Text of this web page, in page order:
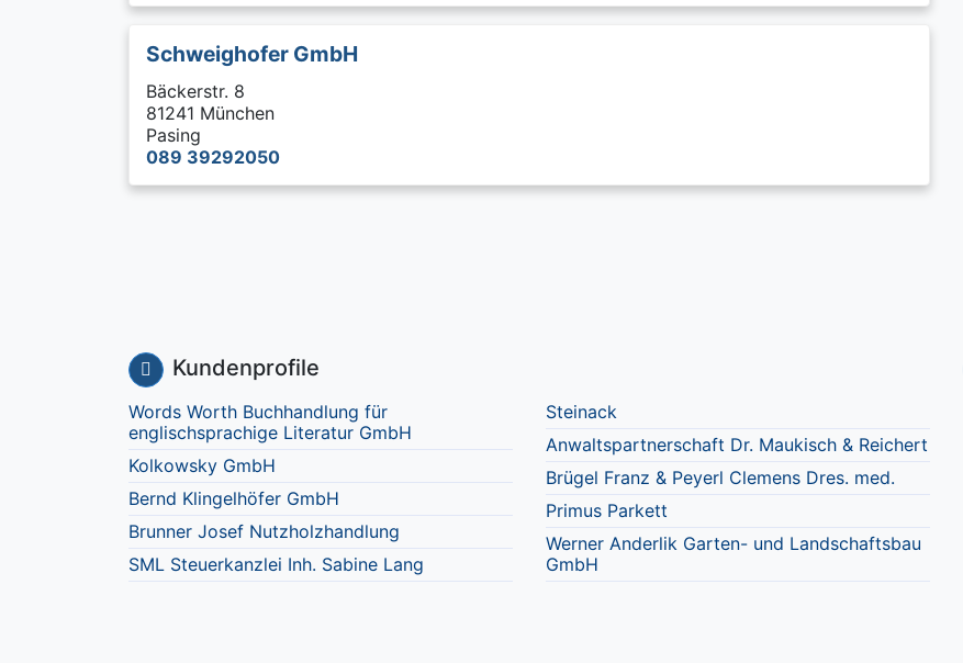
Schweighofer GmbH
Bäckerstr. 8
81241 München
Pasing
089 39292050
Kundenprofile
Words Worth Buchhandlung für
englischsprachige Literatur GmbH
Kolkowsky GmbH
Bernd Klingelhöfer GmbH
Brunner Josef Nutzholzhandlung
SML Steuerkanzlei Inh. Sabine Lang
Steinack
Anwaltspartnerschaft Dr. Maukisch & Reichert
Brügel Franz & Peyerl Clemens Dres. med.
Primus Parkett
Werner Anderlik Garten- und Landschaftsbau
GmbH